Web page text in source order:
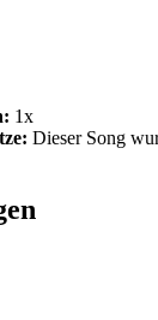
1x
Dieser Song